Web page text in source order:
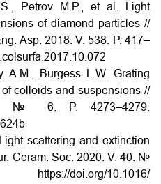
Petrov M.P., et al. Light
of diamond particles //
Asp. 2018. V. 538. P. 417–
A.M., Burgess L.W. Grating
colloids and suspensions //
№ 6. P. 4273–4279.
scattering and extinction
Ceram. Soc. 2020. V. 40. №
doi.org/10.1016/